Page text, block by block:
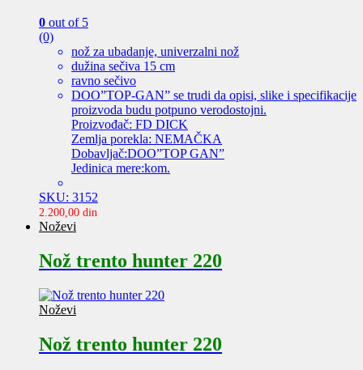
0 out of 5
(0)
nož za ubadanje, univerzalni nož
dužina sečiva 15 cm
ravno sečivo
DOO”TOP-GAN” se trudi da opisi, slike i specifikacije
proizvoda budu potpuno verodostojni.
Proizvođač: FD DICK
Zemlja porekla: NEMAČKA
Dobavljač:DOO”TOP GAN”
Jedinica mere:kom.
SKU: 3152
2.200,00 din
Noževi
Nož trento hunter 220
Noževi
Nož trento hunter 220